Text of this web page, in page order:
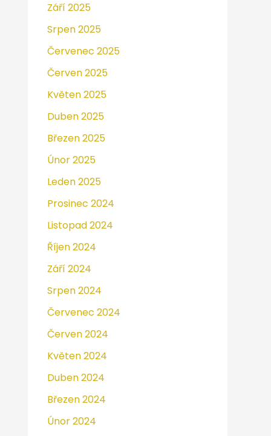
Září 2025
Srpen 2025
Červenec 2025
Červen 2025
Květen 2025
Duben 2025
Březen 2025
Únor 2025
Leden 2025
Prosinec 2024
Listopad 2024
Říjen 2024
Září 2024
Srpen 2024
Červenec 2024
Červen 2024
Květen 2024
Duben 2024
Březen 2024
Únor 2024